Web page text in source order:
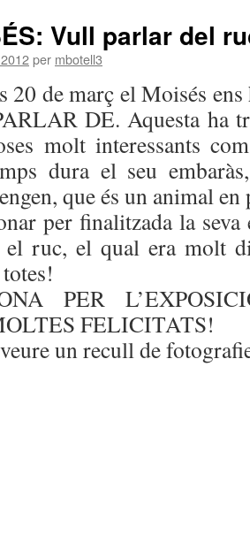
Vull parlar del
per mbotell3
de març el Moisés ens
DE. Aquesta ha
molt interessants
dura el seu
que és un animal
per finalitzada la
el ruc, el qual era molt
PER
FELICITATS!
un recull de